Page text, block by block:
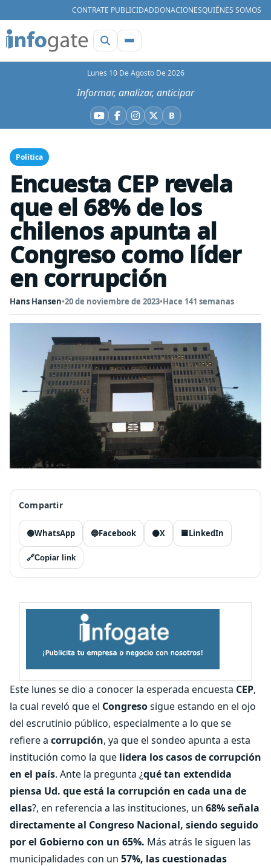
CONTRATE PUBLICIDADDONACIONESQUIÉNES SOMOS
Lunes 10 De Agosto De 2026
Informar, analizar, anticipar
YouTube
Facebook
Instagram
X BBluesky
Política
Encuesta CEP revela
que el 68% de los
chilenos apunta al
Congreso como líder
en corrupción
Hans Hansen•20 de noviembre de 2023•Hace 141 semanas
Compartir
🟢WhatsApp 🔵Facebook ⚫X 🟦LinkedIn
🔗Copiar link
Este lunes se dio a conocer la esperada encuesta CEP,
la cual reveló que el Congresosigue estando en el ojo
del escrutinio público, especialmente a lo que se
refiere a corrupción, ya que el sondeo apunta a esta
institución como la que lidera los casos de corrupción
en el país. Ante la pregunta ¿qué tan extendida
piensa Ud. que está la corrupción en cada una de
ellas?, en referencia a las instituciones, un 68% señala
directamente al Congreso Nacional, siendo seguido
por el Gobierno con un 65%. Más atrás le siguen las
municipalidades con un 57%, las cuestionadas